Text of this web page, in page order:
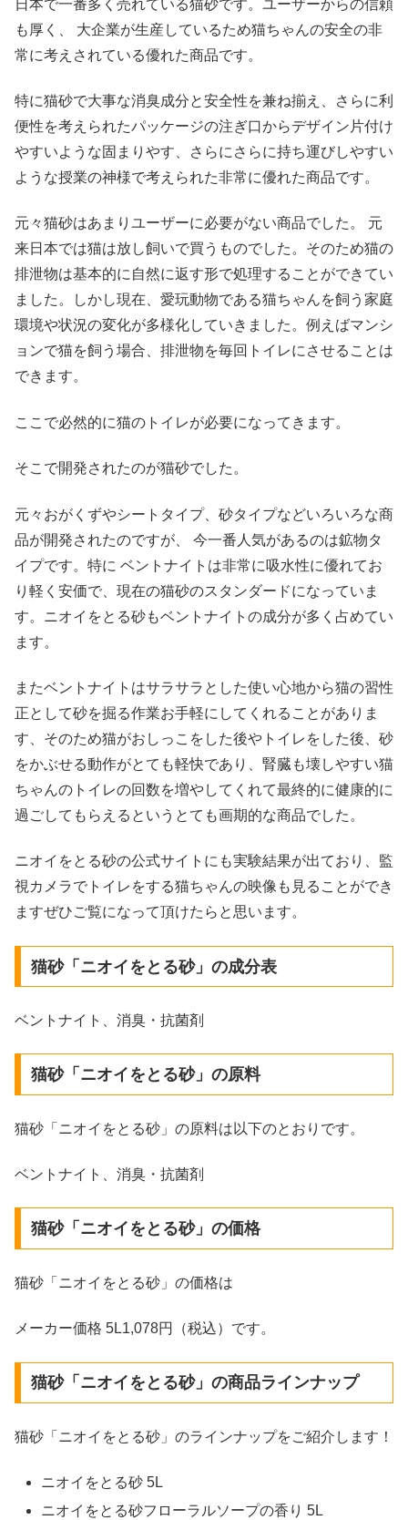
日本で一番多く売れている猫砂です。ユーザーからの信頼
も厚く、 大企業が生産しているため猫ちゃんの安全の非
常に考えされている優れた商品です。
特に猫砂で大事な消臭成分と安全性を兼ね揃え、さらに利
便性を考えられたパッケージの注ぎ口からデザイン片付け
やすいような固まりやす、さらにさらに持ち運びしやすい
ような授業の神様で考えられた非常に優れた商品です。
元々猫砂はあまりユーザーに必要がない商品でした。 元
来日本では猫は放し飼いで買うものでした。そのため猫の
排泄物は基本的に自然に返す形で処理することができてい
ました。しかし現在、愛玩動物である猫ちゃんを飼う家庭
環境や状況の変化が多様化していきました。例えばマンシ
ョンで猫を飼う場合、排泄物を毎回トイレにさせることは
できます。
ここで必然的に猫のトイレが必要になってきます。
そこで開発されたのが猫砂でした。
元々おがくずやシートタイプ、砂タイプなどいろいろな商
品が開発されたのですが、 今一番人気があるのは鉱物タ
イプです。特に ベントナイトは非常に吸水性に優れてお
り軽く安価で、現在の猫砂のスタンダードになっていま
す。ニオイをとる砂もベントナイトの成分が多く占めてい
ます。
またベントナイトはサラサラとした使い心地から猫の習性
正として砂を掘る作業お手軽にしてくれることがありま
す、そのため猫がおしっこをした後やトイレをした後、砂
をかぶせる動作がとても軽快であり、腎臓も壊しやすい猫
ちゃんのトイレの回数を増やしてくれて最終的に健康的に
過ごしてもらえるというとても画期的な商品でした。
ニオイをとる砂の公式サイトにも実験結果が出ており、監
視カメラでトイレをする猫ちゃんの映像も見ることができ
ますぜひご覧になって頂けたらと思います。
猫砂「ニオイをとる砂」の成分表
ベントナイト、消臭・抗菌剤
猫砂「ニオイをとる砂」の原料
猫砂「ニオイをとる砂」の原料は以下のとおりです。
ベントナイト、消臭・抗菌剤
猫砂「ニオイをとる砂」の価格
猫砂「ニオイをとる砂」の価格は
メーカー価格 5L1,078円（税込）です。
猫砂「ニオイをとる砂」の商品ラインナップ
猫砂「ニオイをとる砂」のラインナップをご紹介します！
ニオイをとる砂 5L
ニオイをとる砂フローラルソープの香り 5L